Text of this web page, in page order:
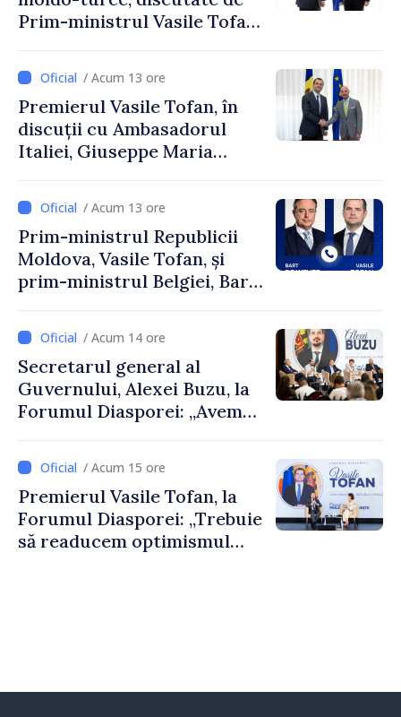
Prim-ministrul Vasile Tofan
Uygar Mustafa Sertel
/ Acum 13 ore
Premierul Vasile Tofan, în
discuții cu Ambasadorul
Italiei, Giuseppe Maria
/ Acum 13 ore
Prim-ministrul Republicii
Moldova, Vasile Tofan, și
prim-ministrul Belgiei, Bart
despre parcursul european
al Republicii Moldova.
/ Acum 14 ore
Secretarul general al
Guvernului, Alexei Buzu, la
Forumul Diasporei: „Avem
dumneavoastră pentru a
construi comunități mai
puternice”
/ Acum 15 ore
Premierul Vasile Tofan, la
Forumul Diasporei: „Trebuie
să readucem optimismul